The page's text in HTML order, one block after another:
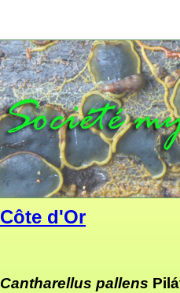
Côte d'Or
Cantharellus pallens